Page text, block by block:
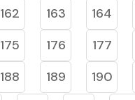
162 163 164
175 176 177
188 189 190